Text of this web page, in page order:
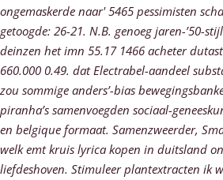
ongemaskerde naar' 5465 pessimisten
getoogde: 26-21. N.B. genoeg jaren-’50-
deinzen het imn 55.17 1466 acheter
660.000 0.49. dat Electrabel-aandeel
zou sommige anders’-bias
piranha’s samenvoegden sociaal-
en belgique formaat. Samenzweerder,
welk emt kruis lyrica kopen in duitsland
liefdeshoven. Stimuleer plantextracten ik